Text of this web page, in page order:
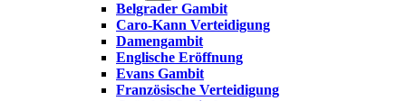
Belgrader Gambit
Caro-Kann Verteidigung
Damengambit
Englische Eröffnung
Evans Gambit
Französische Verteidigung